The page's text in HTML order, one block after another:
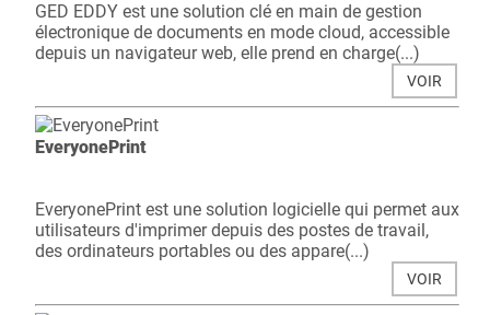
GED EDDY est une solution clé en main de gestion
électronique de documents en mode cloud, accessible
depuis un navigateur web, elle prend en charge(...)
VOIR
EveryonePrint
EveryonePrint est une solution logicielle qui permet aux
utilisateurs d'imprimer depuis des postes de travail,
des ordinateurs portables ou des appare(...)
VOIR